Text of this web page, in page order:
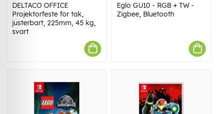
DELTACO OFFICE
Projektorfeste for tak,
justerbart, 225mm, 45 kg,
svart
Eglo GU10 - RGB + TW -
Zigbee, Bluetooth